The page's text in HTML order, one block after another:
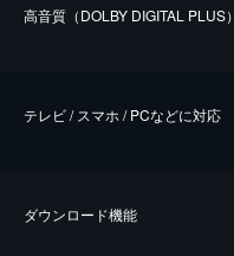
⾼⾳質（DOLBY DIGITAL PLUS）
テレビ / スマホ / PCなどに対応
ダウンロード機能